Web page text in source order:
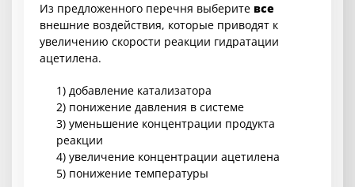
Из предложенного перечня выберите все
внешние воздействия, которые приводят к
увеличению скорости реакции гидратации
ацетилена.
1) добавление катализатора
2) понижение давления в системе
3) уменьшение концентрации продукта
реакции
4) увеличение концентрации ацетилена
5) понижение температуры